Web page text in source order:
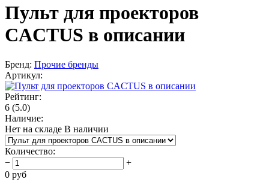
Пульт для проекторов
CACTUS в описании
Бренд: Прочие бренды
Артикул:
Рейтинг:
6 (5.0)
Наличие:
Нет на складе В наличии
Количество:
−
+
0 руб